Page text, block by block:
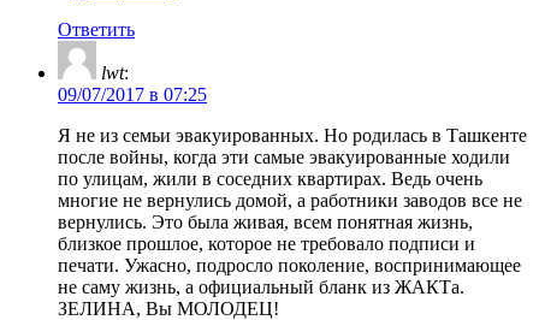
Ответить
lwt:
09/07/2017 в 07:25
Я не из семьи эвакуированных. Но родилась в Ташкенте
после войны, когда эти самые эвакуированные ходили
по улицам, жили в соседних квартирах. Ведь очень
многие не вернулись домой, а работники заводов все не
вернулись. Это была живая, всем понятная жизнь,
близкое прошлое, которое не требовало подписи и
печати. Ужасно, подросло поколение, воспринимающее
не саму жизнь, а официальный бланк из ЖАКТа.
ЗЕЛИНА, Вы МОЛОДЕЦ!